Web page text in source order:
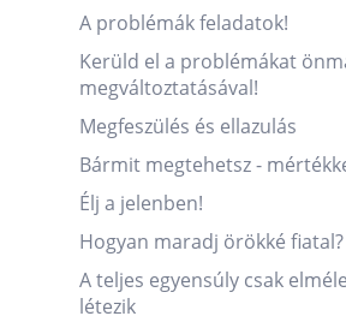
A problémák feladatok!
Kerüld el a problémákat
megváltoztatásával!
Megfeszülés és ellazulás
Bármit megtehetsz -
Élj a jelenben!
Hogyan maradj örökké fiatal?
A teljes egyensúly csak
létezik